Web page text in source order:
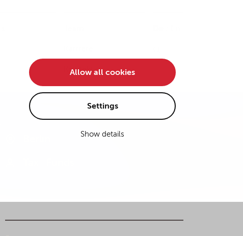
Allow all cookies
Settings
Show details
Kontakt